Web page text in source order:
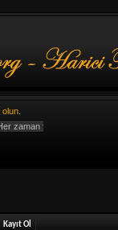
olun.
Kayıt Ol